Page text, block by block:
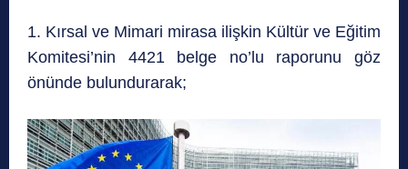
1. Kırsal ve Mimari mirasa ilişkin Kültür ve Eğitim
Komitesi’nin 4421 belge no’lu raporunu göz
önünde bulundurarak;